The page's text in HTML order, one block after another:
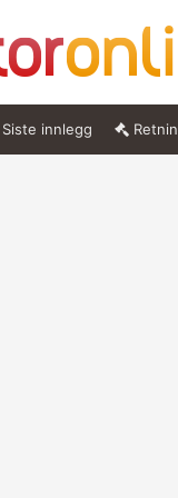
Siste innlegg